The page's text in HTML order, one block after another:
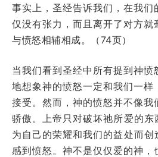
事实上，圣经告诉我们，在我们
仅没有张力，而且离开了对方就
与愤怒相辅相成。（74页）
当我们看到圣经中所有提到神
地想象神的愤怒一定和我们一样
接受。然而，神的愤怒并不像我
骄傲。上帝只对破坏祂所爱的
为自己的荣耀和我们的益处而
感到愤怒。神不是仅仅爱的神，